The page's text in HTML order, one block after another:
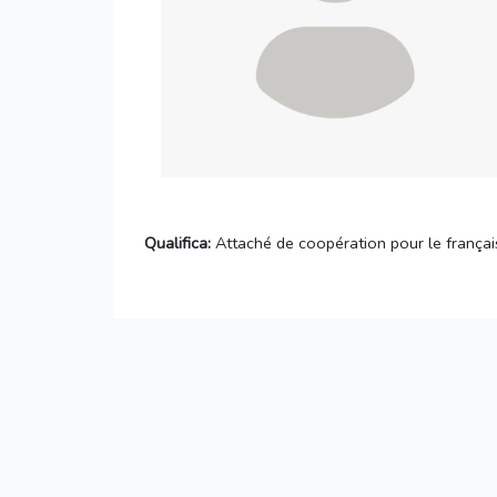
Qualifica: Attaché de coopération pour le